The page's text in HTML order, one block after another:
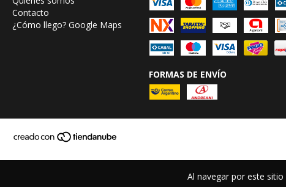
Al navegar por este sitio
Contacto
¿Cómo llego? Google Maps
FORMAS DE ENVÍO